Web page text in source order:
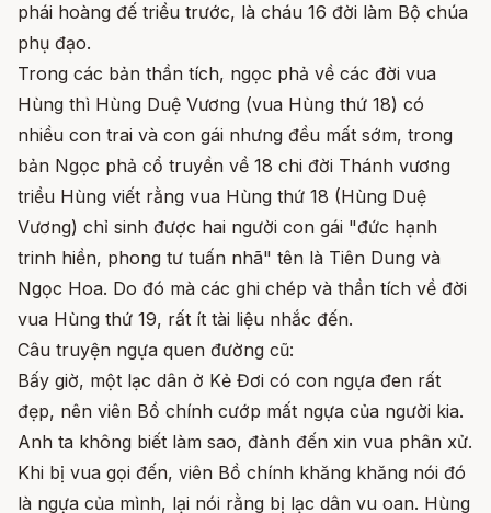
phái hoàng đế triều trước, là cháu 16 đời làm Bộ chúa
phụ đạo.
Trong các bản thần tích, ngọc phả về các đời vua
Hùng thì Hùng Duệ Vương (vua Hùng thứ 18) có
nhiều con trai và con gái nhưng đều mất sớm, trong
bản Ngọc phả cổ truyền về 18 chi đời Thánh vương
triều Hùng viết rằng vua Hùng thứ 18 (Hùng Duệ
Vương) chỉ sinh được hai người con gái "đức hạnh
trinh hiền, phong tư tuấn nhã" tên là Tiên Dung và
Ngọc Hoa. Do đó mà các ghi chép và thần tích về đời
vua Hùng thứ 19, rất ít tài liệu nhắc đến.
Câu truyện ngựa quen đường cũ:
Bấy giờ, một lạc dân ở Kẻ Đơi có con ngựa đen rất
đẹp, nên viên Bồ chính cướp mất ngựa của người kia.
Anh ta không biết làm sao, đành đến xin vua phân xử.
Khi bị vua gọi đến, viên Bồ chính khăng khăng nói đó
là ngựa của mình, lại nói rằng bị lạc dân vu oan. Hùng